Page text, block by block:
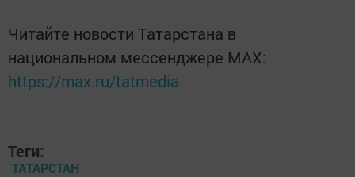
Читайте новости Татарстана в
национальном мессенджере MАХ:
https://max.ru/tatmedia
Теги:
ТАТАРСТАН